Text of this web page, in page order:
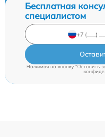
Бесплатная
специалистом
Нажимая на кнопку "Оставить